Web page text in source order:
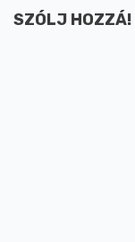
SZÓLJ HOZZÁ!